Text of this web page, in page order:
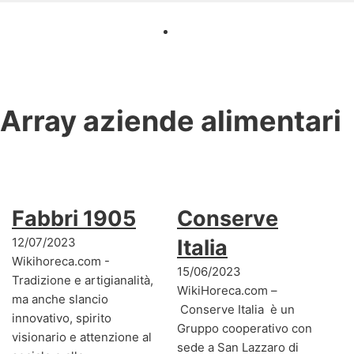
Array aziende alimentari
Fabbri 1905
12/07/2023
Wikihoreca.com -
Tradizione e artigianalità,
ma anche slancio
innovativo, spirito
visionario e attenzione al
Conserve
Italia
15/06/2023
WikiHoreca.com –
Conserve Italia è un
Gruppo cooperativo con
sede a San Lazzaro di